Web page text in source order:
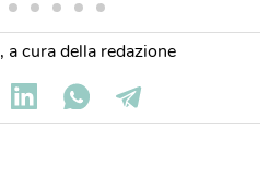
, a cura della redazione